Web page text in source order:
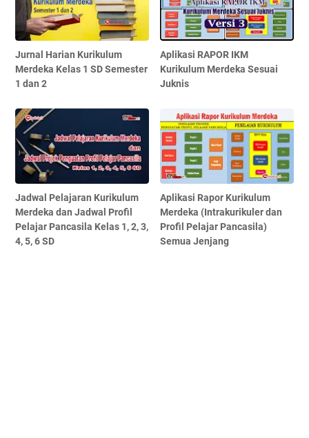
Jurnal Harian Kurikulum
Merdeka Kelas 1 SD Semester
1 dan 2
Aplikasi RAPOR IKM
Kurikulum Merdeka Sesuai
Juknis
Jadwal Pelajaran Kurikulum
Merdeka dan Jadwal Profil
Pelajar Pancasila Kelas 1, 2, 3,
4, 5, 6 SD
Aplikasi Rapor Kurikulum
Merdeka (Intrakurikuler dan
Profil Pelajar Pancasila)
Semua Jenjang